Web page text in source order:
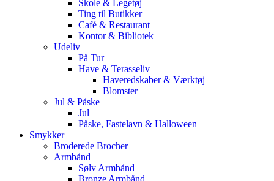
Skole & Legetøj
Ting til Butikker
Café & Restaurant
Kontor & Bibliotek
Udeliv
På Tur
Have & Terasseliv
Haveredskaber & Værktøj
Blomster
Jul & Påske
Jul
Påske, Fastelavn & Halloween
Smykker
Broderede Brocher
Armbånd
Sølv Armbånd
Bronze Armbånd